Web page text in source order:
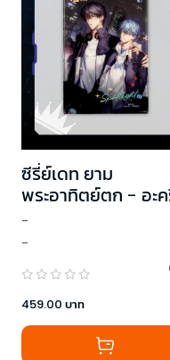
ซีรี่ย์เดท ยาม
พระอาทิตย์ตก - อะ
กสแตน 1
-
-
459.00 บาท